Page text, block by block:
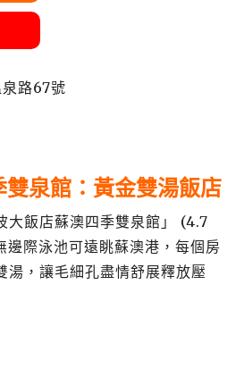
路67號
雙泉館：黃金雙湯飯店
大飯店蘇澳四季雙泉館」 (4.7
際泳池可遠眺蘇澳港，每個房
湯，讓毛細孔盡情舒展釋放壓